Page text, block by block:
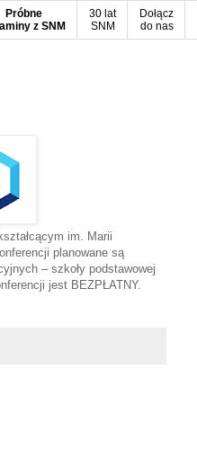
Próbne
z SNM
30 lat
SNM
Dołącz
do nas
im. Marii
planowane są
– szkoły podstawowej
jest BEZPŁATNY.